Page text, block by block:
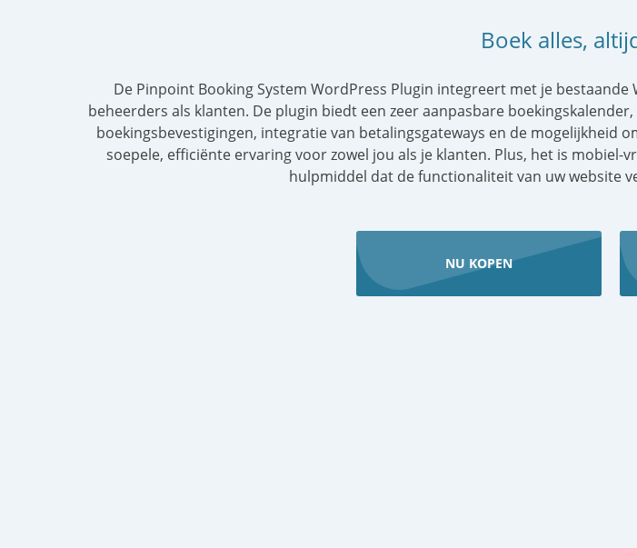
Boek alles,
De Pinpoint Booking System WordPress Plugin integreert met je
beheerders als klanten. De plugin biedt een zeer aanpasbare
boekingsbevestigingen, integratie van betalingsgateways en de mogelijkheid
soepele, efficiënte ervaring voor zowel jou als je klanten. Plus, het is
hulpmiddel dat de functionaliteit van uw website
NU KOPEN